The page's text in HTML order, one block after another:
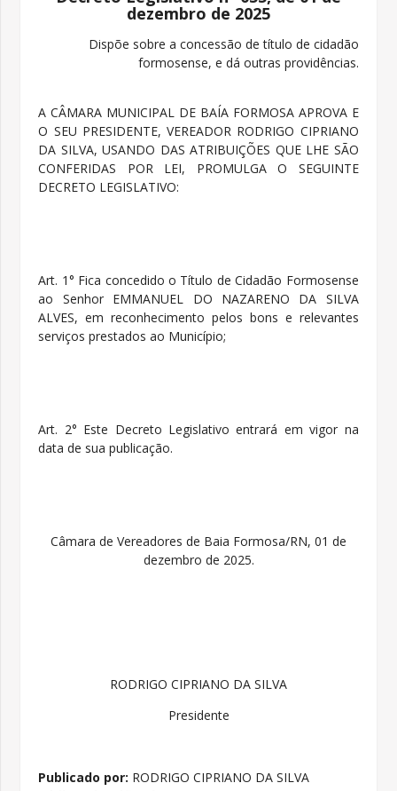
dezembro de 2025
Dispõe sobre a concessão de título de cidadão
formosense, e dá outras providências.
A CÂMARA MUNICIPAL DE BAÍA FORMOSA APROVA E
O SEU PRESIDENTE, VEREADOR RODRIGO CIPRIANO
DA SILVA, USANDO DAS ATRIBUIÇÕES QUE LHE SÃO
CONFERIDAS POR LEI, PROMULGA O SEGUINTE
DECRETO LEGISLATIVO:
Art. 1° Fica concedido o Título de Cidadão Formosense
ao Senhor EMMANUEL DO NAZARENO DA SILVA
ALVES, em reconhecimento pelos bons e relevantes
serviços prestados ao Município;
Art. 2° Este Decreto Legislativo entrará em vigor na
data de sua publicação.
Câmara de Vereadores de Baia Formosa/RN, 01 de
dezembro de 2025.
RODRIGO CIPRIANO DA SILVA
Presidente
Publicado por: RODRIGO CIPRIANO DA SILVA